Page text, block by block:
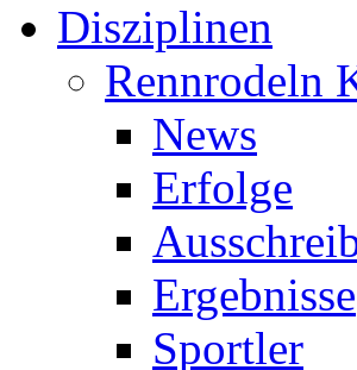
Disziplinen
Rennrodeln
News
Erfolge
Ergebnisse
Sportler